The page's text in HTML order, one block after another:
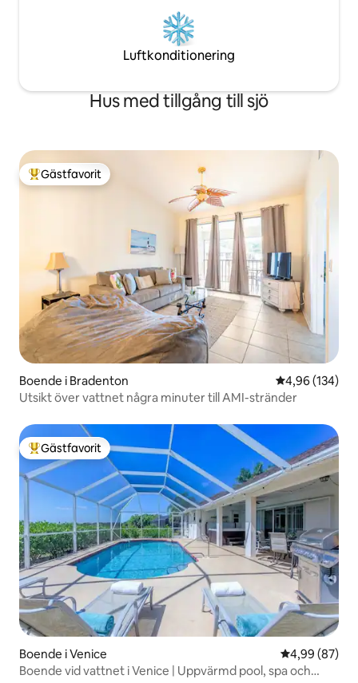
Luftkonditionering
Hus med tillgång till sjö
Populär gästfavorit
Gästfavorit
Boende i Bradenton 4,96 av 5 i
4,96 (134)
Utsikt över vattnet några minuter till AMI-stränder
Populär gästfavorit
Gästfavorit
Boende i Venice 4,99 av 5 i
4,99 (87)
Boende vid vattnet i Venice | Uppvärmd pool, spa och